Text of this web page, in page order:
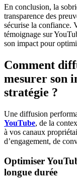
En conclusion, la
transparence des
sécurise la confiance.
témoignage sur
son impact pour
Comment
mesurer son
stratégie ?
Une diffusion
YouTube, de la
à vos canaux
d’engagement, de
Optimiser
longue durée